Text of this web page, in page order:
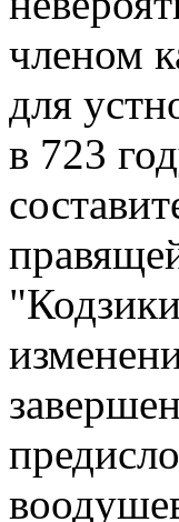
членом
для
в 723